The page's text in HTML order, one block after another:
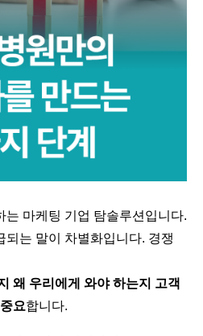
는 마케팅 기업 탐솔루션입니다.
되는 말이 차별화입니다. 경쟁
왜 우리에게 와야 하는지 고객
요합니다.